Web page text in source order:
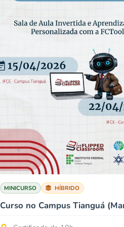
MINICURSO HÍBRIDO
Curso no Campus Tianguá